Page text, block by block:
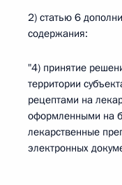
2) статью 6
содержания:
"4) принятие
территории
рецептами на
оформленными на
лекарственные
электронных